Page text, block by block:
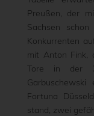
Preußen, der
Sachsen
Konkurrenten
mit Anton Fink,
Tore in der
Fortuna
stand, zwei